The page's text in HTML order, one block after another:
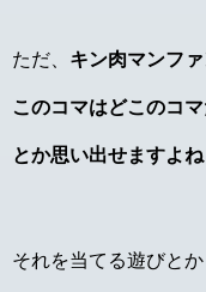
ただ、 キン肉マンフ
このコマはどこのコ
とか思い出せますよね
それを当てる遊びとか